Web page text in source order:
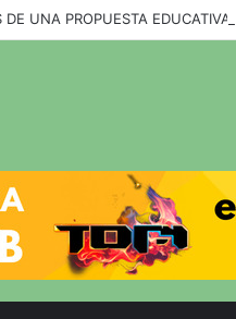
UNA PROPUESTA EDUCATIVA